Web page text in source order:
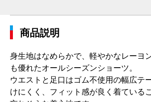
商品説明
身生地はなめらかで、軽やかなレーヨ
も優れたオールシーズンショーツ。
ウエストと足口はゴム不使用の幅広テ
けにくく、フィット感が良く着ている